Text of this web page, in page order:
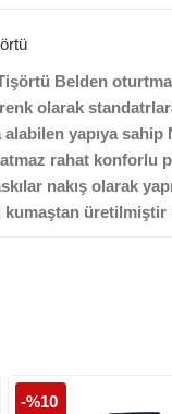
Belden
olarak
yapıya
rahat konforlu
nakış olarak
kumaştan
-%10